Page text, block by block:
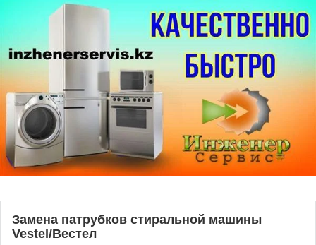
Замена патрубков стиральной машины
Vestel/Вестел